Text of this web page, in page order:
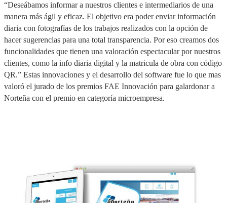
“Deseábamos informar a nuestros clientes e intermediarios de una
manera más ágil y eficaz. El objetivo era poder enviar información
diaria con fotografías de los trabajos realizados con la opción de
hacer sugerencias para una total transparencia. Por eso creamos dos
funcionalidades que tienen una valoración espectacular por nuestros
clientes, como la info diaria digital y la matricula de obra con código
QR.” Estas innovaciones y el desarrollo del software fue lo que mas
valoró el jurado de los premios FAE Innovación para galardonar a
Norteña con el premio en categoría microempresa.